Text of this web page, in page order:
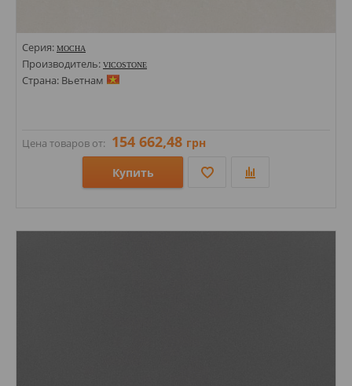
Серия: MOCHA
Производитель: VICOSTONE
Страна: Вьетнам
Цена товаров от: 154 662,48 грн
Купить
Стили: Моноколор;